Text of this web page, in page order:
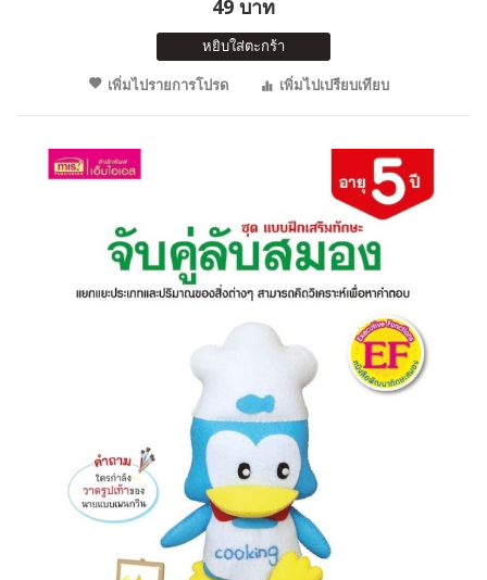
49 บาท
หยิบใส่ตะกร้า
เพิ่มไปรายการโปรด
เพิ่มไปเปรียบเทียบ